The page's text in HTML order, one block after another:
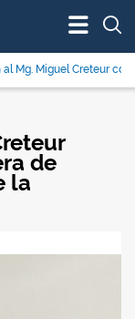
al Mg. Miguel Creteur
de
la